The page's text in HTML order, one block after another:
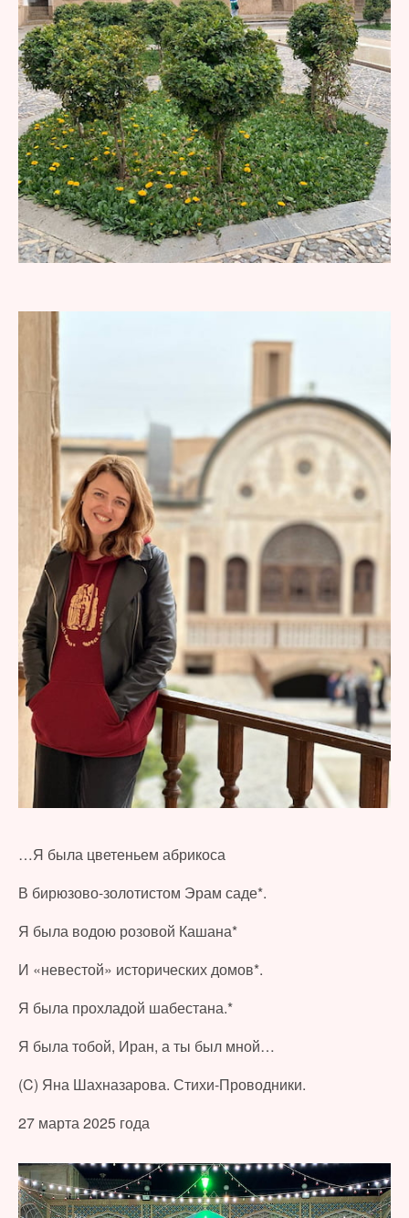
…Я была цветеньем абрикоса
В бирюзово-золотистом Эрам саде*.
Я была водою розовой Кашана*
И «невестой» исторических домов*.
Я была прохладой шабестана.*
Я была тобой, Иран, а ты был мной…
(C) Яна Шахназарова. Стихи-Проводники.
27 марта 2025 года